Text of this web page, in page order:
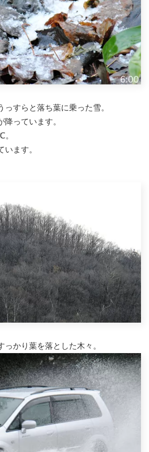
っすらと落ち葉に乗った雪。
降っています。
います。
っかり葉を落とした木々。